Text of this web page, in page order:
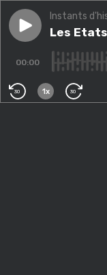
Play episodeLes
Instants
Les
00:00
30 1x 30